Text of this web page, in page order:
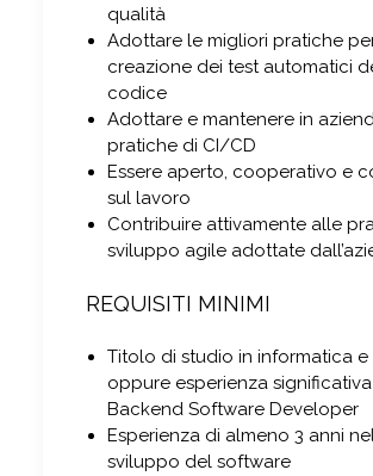
qualità
Adottare le migliori pratiche
creazione dei test automatici
codice
Adottare e mantenere in
pratiche di CI/CD
Essere aperto, cooperativo e
sul lavoro
Contribuire attivamente alle
sviluppo agile adottate
REQUISITI MINIMI
Titolo di studio in informatica e
oppure esperienza
Backend Software Developer
Esperienza di almeno 3 anni
sviluppo del software